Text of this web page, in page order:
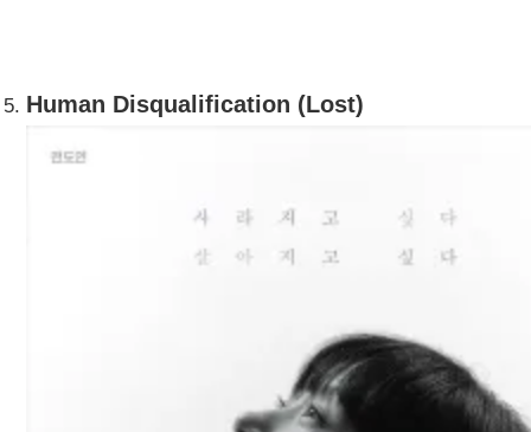
Human Disqualification (Lost)